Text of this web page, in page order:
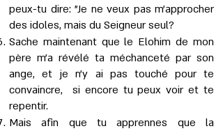
peux-tu dire: "Je ne veux pas m’approcher
des idoles, mais du Seigneur seul?
Sache maintenant que le Elohim de mon
père m’a révélé ta méchanceté par son
ange, et je n'y ai pas touché pour te
convaincre, si encore tu peux voir et te
repentir.
Mais afin que tu apprennes que la